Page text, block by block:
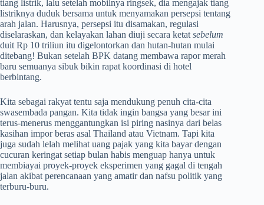
tiang listrik, lalu setelah mobilnya ringsek, dia mengajak tiang
listriknya duduk bersama untuk menyamakan persepsi tentang
arah jalan. Harusnya, persepsi itu disamakan, regulasi
diselaraskan, dan kelayakan lahan diuji secara ketat sebelum
duit Rp 10 triliun itu digelontorkan dan hutan-hutan mulai
ditebang! Bukan setelah BPK datang membawa rapor merah
baru semuanya sibuk bikin rapat koordinasi di hotel
berbintang.
Kita sebagai rakyat tentu saja mendukung penuh cita-cita
swasembada pangan. Kita tidak ingin bangsa yang besar ini
terus-menerus menggantungkan isi piring nasinya dari belas
kasihan impor beras asal Thailand atau Vietnam. Tapi kita
juga sudah lelah melihat uang pajak yang kita bayar dengan
cucuran keringat setiap bulan habis menguap hanya untuk
membiayai proyek-proyek eksperimen yang gagal di tengah
jalan akibat perencanaan yang amatir dan nafsu politik yang
terburu-buru.